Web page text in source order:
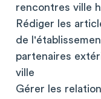
rencontres ville
Rédiger les
de
partenaires
ville
Gérer les